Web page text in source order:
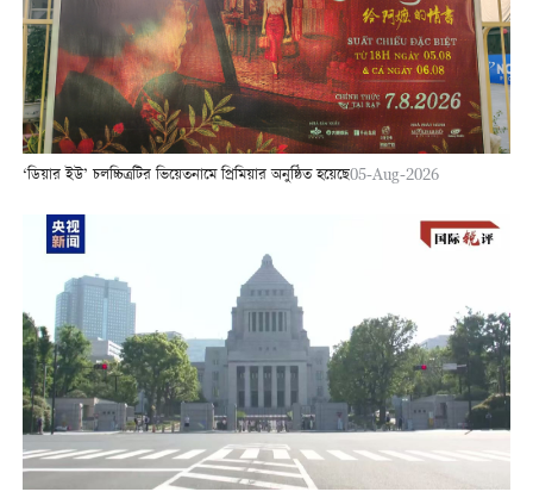
‘ডিয়ার ইউ’ চলচ্চিত্রটির ভিয়েতনামে প্রিমিয়ার অনুষ্ঠিত হয়েছে05-Aug-2026